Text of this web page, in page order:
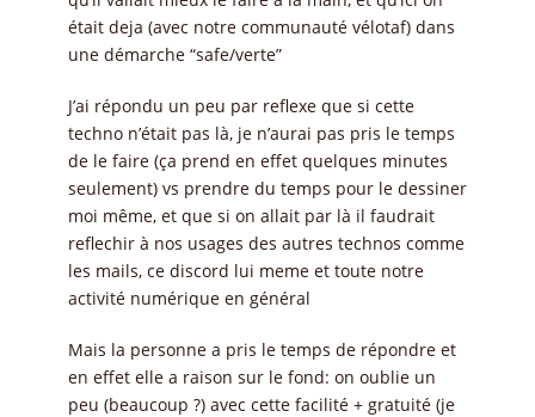
était deja (avec notre communauté vélotaf) dans
une démarche “safe/verte”
J’ai répondu un peu par reflexe que si cette
techno n’était pas là, je n’aurai pas pris le temps
de le faire (ça prend en effet quelques minutes
seulement) vs prendre du temps pour le dessiner
moi même, et que si on allait par là il faudrait
reflechir à nos usages des autres technos comme
les mails, ce discord lui meme et toute notre
activité numérique en général
Mais la personne a pris le temps de répondre et
en effet elle a raison sur le fond: on oublie un
peu (beaucoup ?) avec cette facilité + gratuité (je